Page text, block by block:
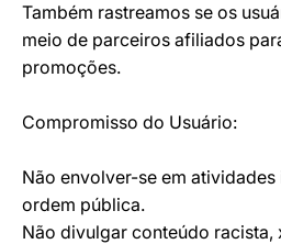
Também rastreamos se os
meio de parceiros afiliados
promoções.
Compromisso do Usuário:
Não envolver-se em
ordem pública.
Não divulgar conteúdo